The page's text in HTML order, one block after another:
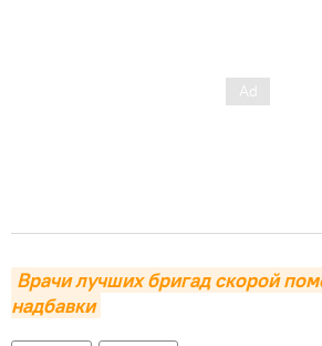
Врачи лучших бригад скорой
надбавки